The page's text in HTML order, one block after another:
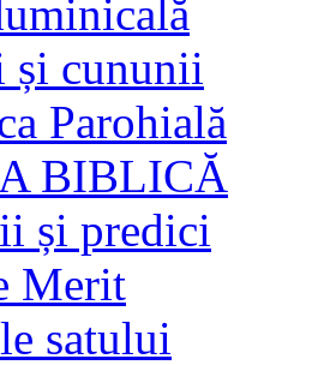
și cununii
Parohială
BIBLICĂ
și predici
Merit
satului